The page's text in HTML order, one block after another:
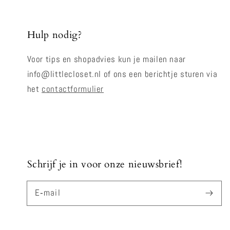
Hulp nodig?
Voor tips en shopadvies kun je mailen naar
info@littlecloset.nl of ons een berichtje sturen via
het contactformulier
Schrijf je in voor onze nieuwsbrief!
E‑mail